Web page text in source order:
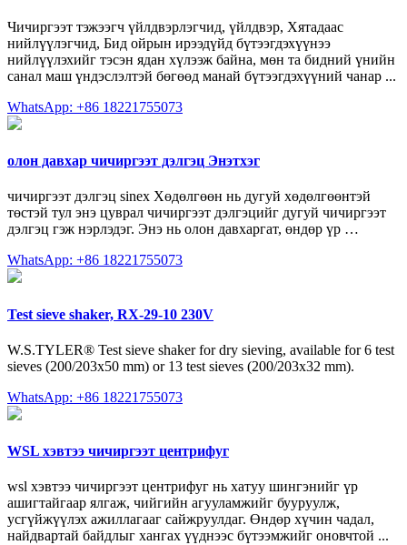
Чичиргээт тэжээгч үйлдвэрлэгчид, үйлдвэр, Хятадаас
нийлүүлэгчид, Бид ойрын ирээдүйд бүтээгдэхүүнээ
нийлүүлэхийг тэсэн ядан хүлээж байна, мөн та бидний үнийн
санал маш үндэслэлтэй бөгөөд манай бүтээгдэхүүний чанар ...
WhatsApp: +86 18221755073
олон давхар чичиргээт дэлгэц Энэтхэг
чичиргээт дэлгэц sinex Хөдөлгөөн нь дугуй хөдөлгөөнтэй
төстэй тул энэ цуврал чичиргээт дэлгэцийг дугуй чичиргээт
дэлгэц гэж нэрлэдэг. Энэ нь олон давхаргат, өндөр үр …
WhatsApp: +86 18221755073
Test sieve shaker, RX-29-10 230V
W.S.TYLER® Test sieve shaker for dry sieving, available for 6 test
sieves (200/203x50 mm) or 13 test sieves (200/203x32 mm).
WhatsApp: +86 18221755073
WSL хэвтээ чичиргээт центрифуг
wsl хэвтээ чичиргээт центрифуг нь хатуу шингэнийг үр
ашигтайгаар ялгаж, чийгийн агууламжийг бууруулж,
усгүйжүүлэх ажиллагааг сайжруулдаг. Өндөр хүчин чадал,
найдвартай байдлыг хангах үүднээс бүтээмжийг оновчтой ...